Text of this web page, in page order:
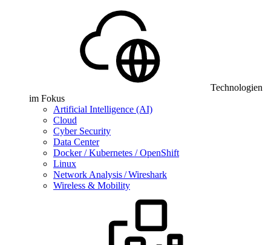
Technologien
im Fokus
Artificial Intelligence (AI)
Cloud
Cyber Security
Data Center
Docker / Kubernetes / OpenShift
Linux
Network Analysis / Wireshark
Wireless & Mobility